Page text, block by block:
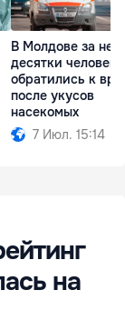
В Молдове за
десятки человек
обратились к
после укусов
насекомых
7 Июл. 15:14
на